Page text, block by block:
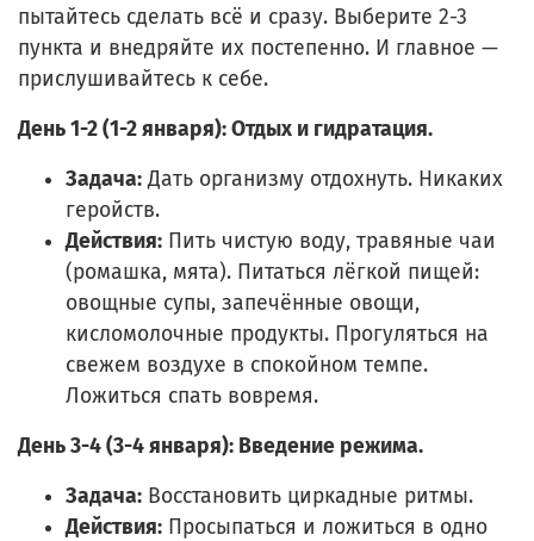
пытайтесь сделать всё и сразу. Выберите 2-3
пункта и внедряйте их постепенно. И главное —
прислушивайтесь к себе.
День 1-2 (1-2 января): Отдых и гидратация.
Задача: Дать организму отдохнуть. Никаких
геройств.
Действия: Пить чистую воду, травяные чаи
(ромашка, мята). Питаться лёгкой пищей:
овощные супы, запечённые овощи,
кисломолочные продукты. Прогуляться на
свежем воздухе в спокойном темпе.
Ложиться спать вовремя.
День 3-4 (3-4 января): Введение режима.
Задача: Восстановить циркадные ритмы.
Действия: Просыпаться и ложиться в одно